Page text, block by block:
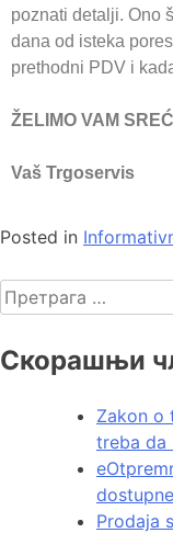
poznati detalji. Ono
dana od isteka
prethodni PDV i
ŽELIMO VAM
Vaš Trgoservis
Posted in
Скорашњи
Zakon o
treba da
Prodaja